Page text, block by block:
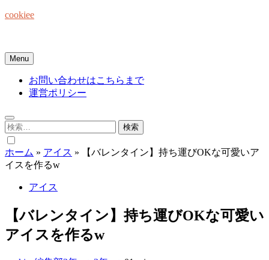
Skip
cookiee
Menu
お問い合わせはこちらまで
運営ポリシー
検
索:
ホーム » アイス »
【バレンタイン】持ち運びOKな可愛いア
イスを作るw
アイス
【バレンタイン】持ち運びOKな可愛い
アイスを作るw